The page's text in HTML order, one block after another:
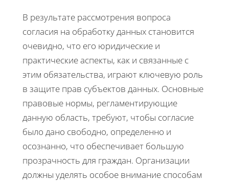
В результате рассмотрения вопроса
согласия на обработку данных становится
очевидно, что его юридические и
практические аспекты, как и связанные с
этим обязательства, играют ключевую роль
в защите прав субъектов данных. Основные
правовые нормы, регламентирующие
данную область, требуют, чтобы согласие
было дано свободно, определенно и
осознанно, что обеспечивает большую
прозрачность для граждан. Организации
должны уделять особое внимание способам